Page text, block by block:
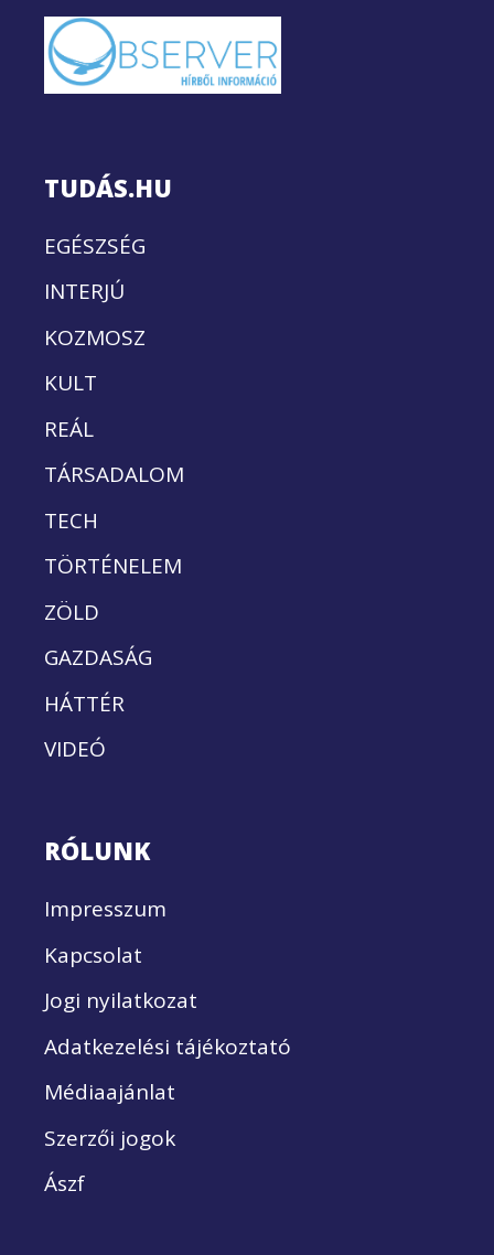
TUDÁS.HU
EGÉSZSÉG
INTERJÚ
KOZMOSZ
KULT
REÁL
TÁRSADALOM
TECH
TÖRTÉNELEM
ZÖLD
GAZDASÁG
HÁTTÉR
VIDEÓ
RÓLUNK
Impresszum
Kapcsolat
Jogi nyilatkozat
Adatkezelési tájékoztató
Médiaajánlat
Szerzői jogok
Ászf